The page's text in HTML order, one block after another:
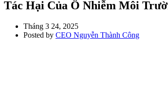
Tác Hại Của Ô Nhiễm Môi
Tháng 3 24, 2025
Posted by CEO Nguyễn Thành Công